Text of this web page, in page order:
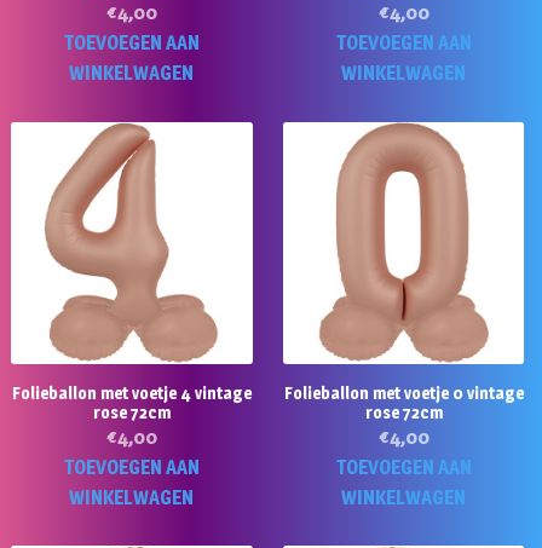
€4,00
TOEVOEGEN AAN
WINKELWAGEN
€4,00
TOEVOEGEN AAN
WINKELWAGEN
Folieballon met voetje 4 vintage
rose 72cm
€4,00
TOEVOEGEN AAN
WINKELWAGEN
Folieballon met voetje 0 vintage
rose 72cm
€4,00
TOEVOEGEN AAN
WINKELWAGEN